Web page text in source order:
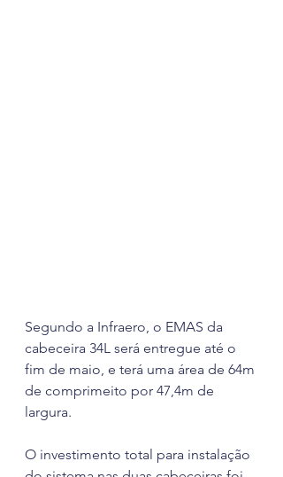
Segundo a Infraero, o EMAS da
cabeceira 34L será entregue até o
fim de maio, e terá uma área de 64m
de comprimeito por 47,4m de
largura.
O investimento total para instalação